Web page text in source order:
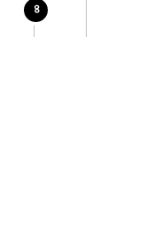
৪